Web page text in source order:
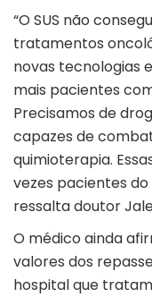
“O SUS não
tratamentos
novas tecnologias
mais pacientes
Precisamos de
capazes de
quimioterapia.
vezes pacientes do
ressalta doutor
O médico ainda
valores dos
hospital que